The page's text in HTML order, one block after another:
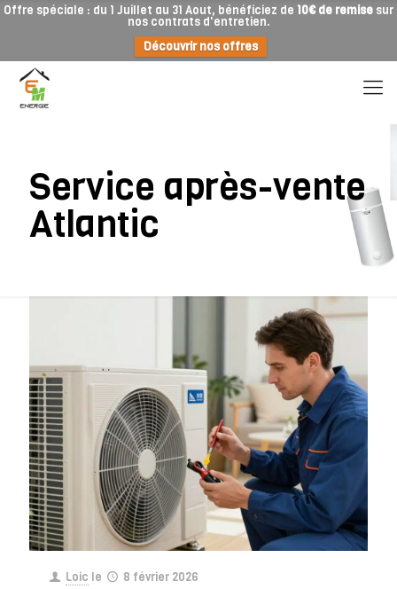
Offre spéciale : du 1 Juillet au 31 Aout, bénéficiez de 10€ de remise sur
nos contrats d'entretien.
Découvrir nos offres
Service après-vente
Atlantic
Loic le 8 février 2026